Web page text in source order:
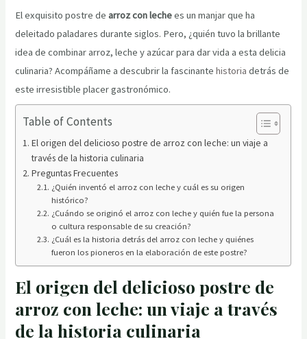
El exquisito postre dearroz con lechees un manjar que ha
deleitado paladares durante siglos. Pero, ¿quién tuvo la brillante
idea de combinar arroz, leche y azúcar para dar vida a esta delicia
culinaria? Acompáñame a descubrir la fascinantehistoria detrás de
este irresistible placer gastronómico.
Table of Contents
El origen del delicioso postre de arroz con leche: un viaje a
través de la historia culinaria
Preguntas Frecuentes
¿Quién inventó el arroz con leche y cuál es su origen
histórico?
¿Cuándo se originó el arroz con leche y quién fue la persona
o cultura responsable de su creación?
¿Cuál es la historia detrás del arroz con leche y quiénes
fueron los pioneros en la elaboración de este postre?
El origen del delicioso postre de
arroz con leche: un viaje a través
de la historia culinaria